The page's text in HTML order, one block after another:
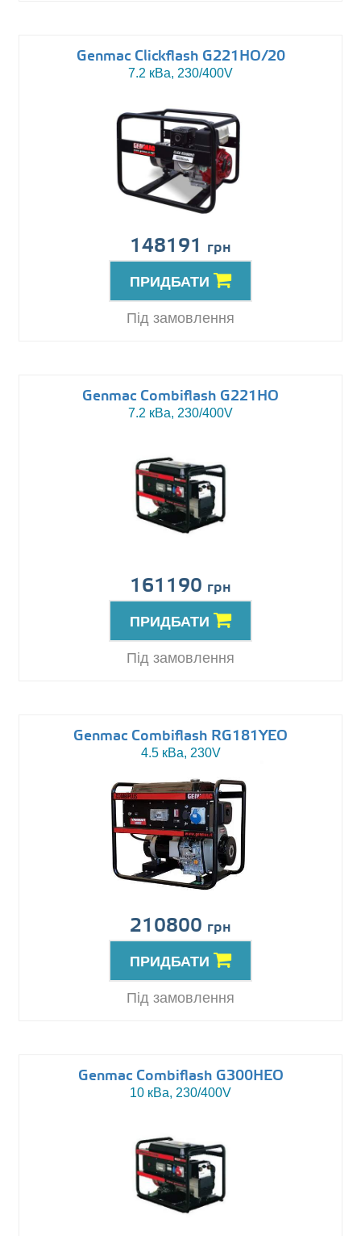
Genmac Clickflash G221HO/20
7.2 кВа, 230/400V
148191 грн
ПРИДБАТИ
Під замовлення
Genmac Combiflash G221HO
7.2 кВа, 230/400V
161190 грн
ПРИДБАТИ
Під замовлення
Genmac Combiflash RG181YEO
4.5 кВа, 230V
210800 грн
ПРИДБАТИ
Під замовлення
Genmac Combiflash G300HEO
10 кВа, 230/400V